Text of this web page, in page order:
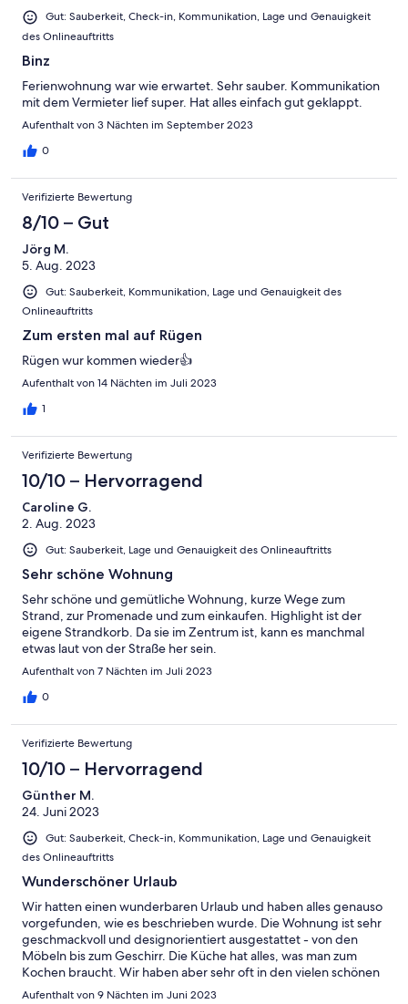
Gut: Sauberkeit, Check-in, Kommunikation, Lage und Genauigkeit
des Onlineauftritts
Binz
Ferienwohnung war wie erwartet. Sehr sauber. Kommunikation
mit dem Vermieter lief super. Hat alles einfach gut geklappt.
Aufenthalt von 3 Nächten im September 2023
0
Verifizierte Bewertung
8/10 – Gut
Jörg M.
5. Aug. 2023
Gut: Sauberkeit, Kommunikation, Lage und Genauigkeit des
Onlineauftritts
Zum ersten mal auf Rügen
Rügen wur kommen wieder👍
Aufenthalt von 14 Nächten im Juli 2023
1
Verifizierte Bewertung
10/10 – Hervorragend
Caroline G.
2. Aug. 2023
Gut: Sauberkeit, Lage und Genauigkeit des Onlineauftritts
Sehr schöne Wohnung
Sehr schöne und gemütliche Wohnung, kurze Wege zum
Strand, zur Promenade und zum einkaufen. Highlight ist der
eigene Strandkorb. Da sie im Zentrum ist, kann es manchmal
etwas laut von der Straße her sein.
Aufenthalt von 7 Nächten im Juli 2023
0
Verifizierte Bewertung
10/10 – Hervorragend
Günther M.
24. Juni 2023
Gut: Sauberkeit, Check-in, Kommunikation, Lage und Genauigkeit
des Onlineauftritts
Wunderschöner Urlaub
Wir hatten einen wunderbaren Urlaub und haben alles genauso
vorgefunden, wie es beschrieben wurde. Die Wohnung ist sehr
geschmackvoll und designorientiert ausgestattet - von den
Möbeln bis zum Geschirr. Die Küche hat alles, was man zum
Kochen braucht. Wir haben aber sehr oft in den vielen schönen
Restaurants und Bars in unmittelbarer Nähe gegessen. Die Lage
Aufenthalt von 9 Nächten im Juni 2023